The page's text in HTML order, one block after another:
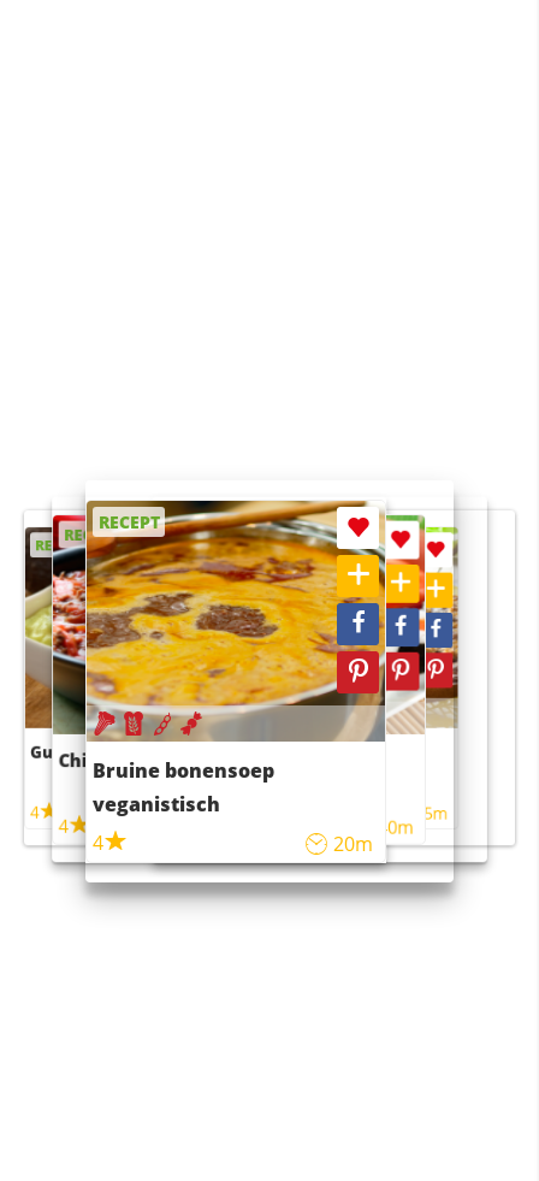
RECEPT
Guacamole
4
RECEPT
Chili con carne
4
RECEPT
Bruine bonensoep
veganistisch
4
20m
RECEPT
Sushi rijstsalade
maaltijdsalade
40m
RECEPT
4 55m